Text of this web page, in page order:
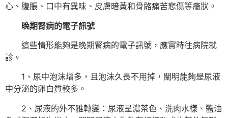
心、腹脹、口中有異味、皮膚暗黃和骨骼痛苦悲傷等癥狀。
晚期腎病的電子訊號
這些情形能夠是晚期腎病的電子訊號，應實時往病院就
診。
1、尿中泡沫增多，且泡沫久長不用掉，闡明能夠是尿液
中分泌的卵白質較多。
2、尿液的外不雅轉變：尿液呈濃茶色、洗肉水樣、醬油